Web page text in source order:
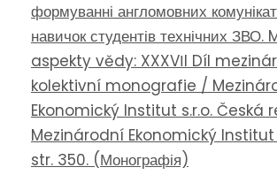
формуванні англомовних
навичок студентів технічних
aspekty vědy: XXXVІI Díl
kolektivní monografie /
Ekonomický Institut s.r.o. Česká
Mezinárodní Ekonomický Institut
str. 350. (Монографія)